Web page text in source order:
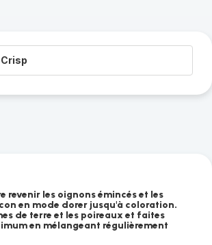
revenir les oignons émincés et les
en mode dorer jusqu'à coloration.
de terre et les poireaux et faites
en mélangeant régulièrement